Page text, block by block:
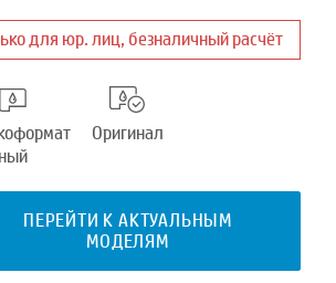
для юр. лиц, безналичный расчёт
ный
Оригинал
ПЕРЕЙТИ К АКТУАЛЬНЫМ
МОДЕЛЯМ